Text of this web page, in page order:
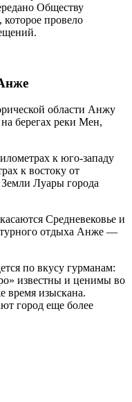
Обществу
провело
области Анжу
берегах реки Мен,
к юго-западу
к востоку от
Луары города
Средневековье и
отдыха Анже —
по вкусу гурманам:
известны и ценимы во
время изыскана.
город еще более